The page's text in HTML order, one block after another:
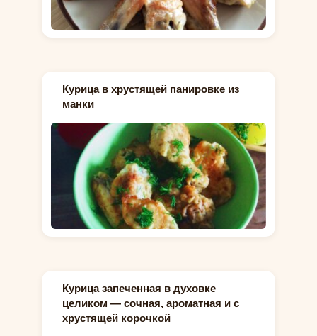
Курица в хрустящей панировке из
манки
Курица запеченная в духовке
целиком — сочная, ароматная и с
хрустящей корочкой